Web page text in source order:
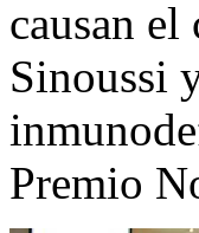
causan
Sinoussi
Premio